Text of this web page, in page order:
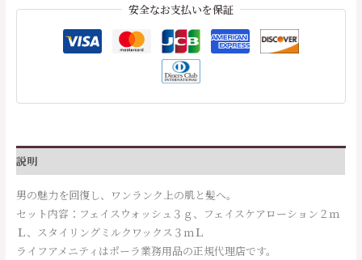
個
安全なお支払いを保証
説明
男の魅力を回復し、ワンランク上の肌と髪へ。
セット内容：フェイスウォッシュ３ｇ、フェイスケアローション２ｍ
Ｌ、スタイリングミルクワックス３ｍＬ
ライフアメニティはポーラ業務用品の正規代理店です。